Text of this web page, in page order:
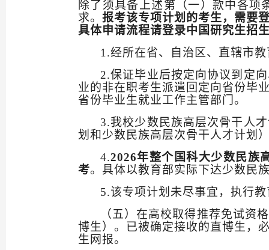
除了 须具备 上述第（一）款中各
求。 报考该专项计划的考生，需要
具体申请流程请登录中国研究生招
1.经所在省、自治区、直辖市
2.保证毕业后按定向协议到定
业的非在职考生派遣回定向省份毕
省份毕业生就业工作主管部门。
3.我校少数民族高层次骨干人
划和少数民族高层次骨干人才计划
4.2026年整个国科大少数民族
考。 具体以教育部实际下达少数民
5.该专项计划 未尽事宜， 执行教
（五）在高校取得推荐免试资
博生）。已被确定接收的直博生，
生网报。